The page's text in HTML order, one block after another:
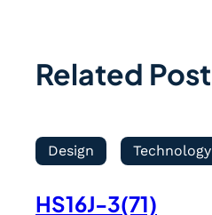
Related Post
Design Technology
HS16J-3(71)